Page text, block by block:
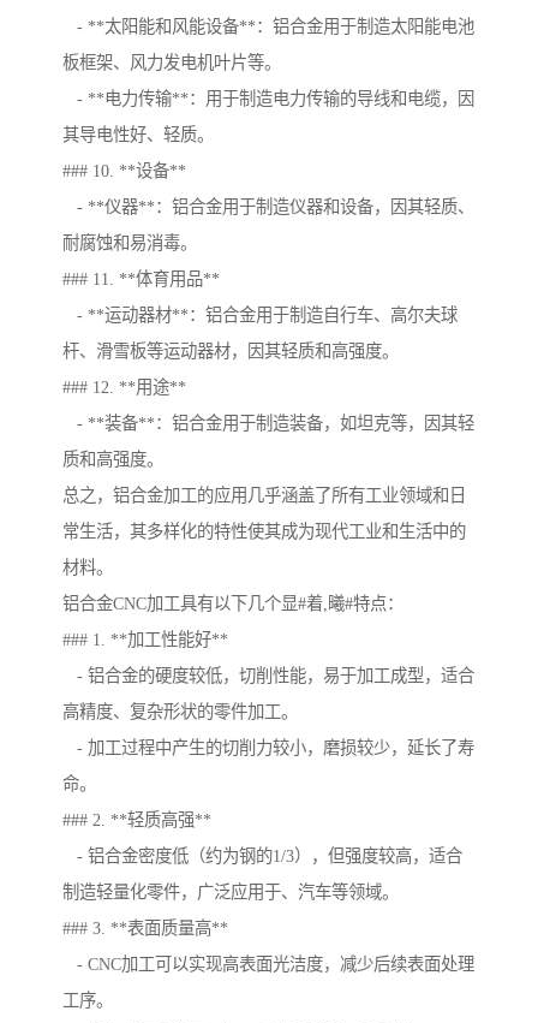
- **太阳能和风能设备**：铝合金用于制造太阳能电池
板框架、风力发电机叶片等。
- **电力传输**：用于制造电力传输的导线和电缆，因
其导电性好、轻质。
### 10. **设备**
- **仪器**：铝合金用于制造仪器和设备，因其轻质、
耐腐蚀和易消毒。
### 11. **体育用品**
- **运动器材**：铝合金用于制造自行车、高尔夫球
杆、滑雪板等运动器材，因其轻质和高强度。
### 12. **用途**
- **装备**：铝合金用于制造装备，如坦克等，因其轻
质和高强度。
总之，铝合金加工的应用几乎涵盖了所有工业领域和日
常生活，其多样化的特性使其成为现代工业和生活中的
材料。
铝合金CNC加工具有以下几个显#着,曦#特点：
### 1. **加工性能好**
- 铝合金的硬度较低，切削性能，易于加工成型，适合
高精度、复杂形状的零件加工。
- 加工过程中产生的切削力较小，磨损较少，延长了寿
命。
### 2. **轻质高强**
- 铝合金密度低（约为钢的1/3），但强度较高，适合
制造轻量化零件，广泛应用于、汽车等领域。
### 3. **表面质量高**
- CNC加工可以实现高表面光洁度，减少后续表面处理
工序。